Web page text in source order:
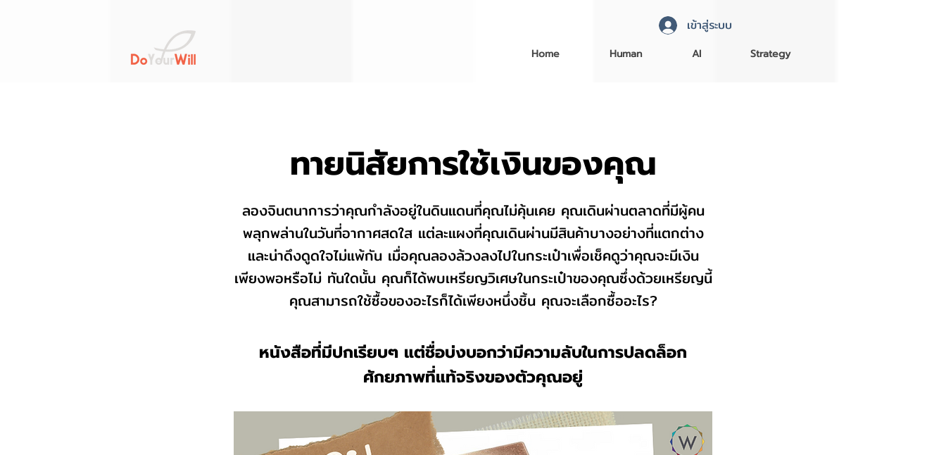
เข้าสู่ระบบ
Home Human AI Strategy
ทายนิสัยการใช้เงินของคุณ
ลองจินตนาการว่าคุณกำลังอยู่ในดินแดนที่คุณไม่คุ้นเคย คุณเดินผ่านตลาดที่มีผู้คน
พลุกพล่านในวันที่อากาศสดใส แต่ละแผงที่คุณเดินผ่านมีสินค้าบางอย่างที่แตกต่าง
และน่าดึงดูดใจไม่แพ้กัน เมื่อคุณลองล้วงลงไปในกระเป๋าเพื่อเช็คดูว่าคุณจะมีเงิน
เพียงพอหรือไม่ ทันใดนั้น คุณก็ได้พบเหรียญวิเศษในกระเป๋าของคุณซึ่งด้วยเหรียญนี้
คุณสามารถใช้ซื้อของอะไรก็ได้เพียงหนึ่งชิ้น คุณจะเลือกซื้ออะไร?
หนังสือที่มีปกเรียบๆ แต่ชื่อบ่งบอกว่ามีความลับในการปลดล็อก
ศักยภาพที่แท้จริงของตัวคุณอยู่